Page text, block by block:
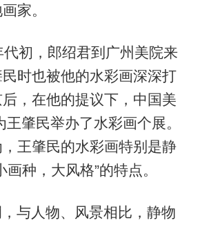
家。
代初，郎绍君到广州美院来
时也被他的水彩画深深打
，在他的提议下，中国美
肇民举办了水彩画个展。
王肇民的水彩画特别是静
种，大风格”的特点。
与人物、风景相比，静物